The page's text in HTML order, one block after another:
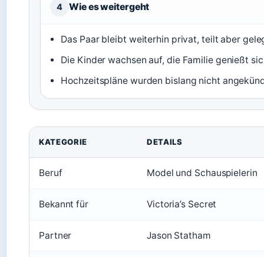
4 Wie es weitergeht
Das Paar bleibt weiterhin privat, teilt aber
Die Kinder wachsen auf, die Familie genießt
Hochzeitspläne wurden bislang nicht
KATEGORIE DETAILS
Beruf Model und Schauspielerin
Bekannt für Victoria’s Secret
Partner Jason Statham